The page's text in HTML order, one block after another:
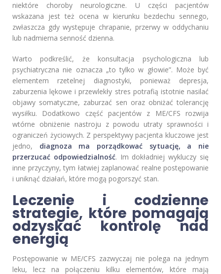
niektóre choroby neurologiczne. U części pacjentów
wskazana jest też ocena w kierunku bezdechu sennego,
zwłaszcza gdy występuje chrapanie, przerwy w oddychaniu
lub nadmierna senność dzienna.
Warto podkreślić, że konsultacja psychologiczna lub
psychiatryczna nie oznacza „to tylko w głowie”. Może być
elementem rzetelnej diagnostyki, ponieważ depresja,
zaburzenia lękowe i przewlekły stres potrafią istotnie nasilać
objawy somatyczne, zaburzać sen oraz obniżać tolerancję
wysiłku. Dodatkowo część pacjentów z ME/CFS rozwija
wtórne obniżenie nastroju z powodu utraty sprawności i
ograniczeń życiowych. Z perspektywy pacjenta kluczowe jest
jedno, diagnoza ma porządkować sytuację, a nie
przerzucać odpowiedzialność. Im dokładniej wykluczy się
inne przyczyny, tym łatwiej zaplanować realne postępowanie
i uniknąć działań, które mogą pogorszyć stan.
Leczenie i codzienne
strategie, które pomagają
odzyskać kontrolę nad
energią
Postępowanie w ME/CFS zazwyczaj nie polega na jednym
leku, lecz na połączeniu kilku elementów, które mają